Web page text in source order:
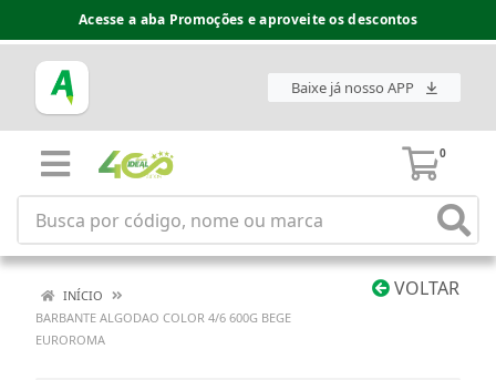
Acesse a aba Promoções e aproveite os descontos
Baixe já nosso APP
0
VOLTAR
INÍCIO
BARBANTE ALGODAO COLOR 4/6 600G BEGE
EUROROMA